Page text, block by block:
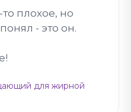
плохое, но
- это он.
для жирной